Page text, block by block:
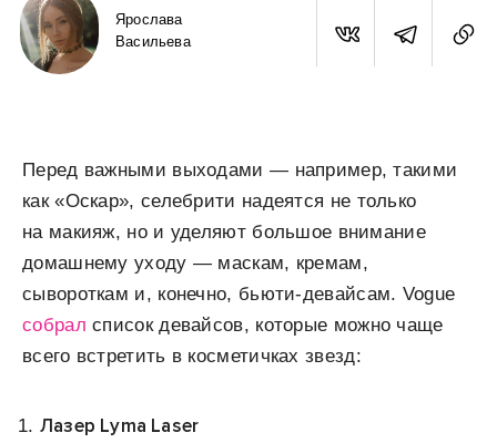
Ярослава
Васильева
Перед важными выходами — например, такими
как «Оскар», селебрити надеятся не только
на макияж, но и уделяют большое внимание
домашнему уходу — маскам, кремам,
сывороткам и, конечно, бьюти-девайсам. Vogue
собралсписок девайсов, которые можно чаще
всего встретить в косметичках звезд:
Лазер Lyma Laser